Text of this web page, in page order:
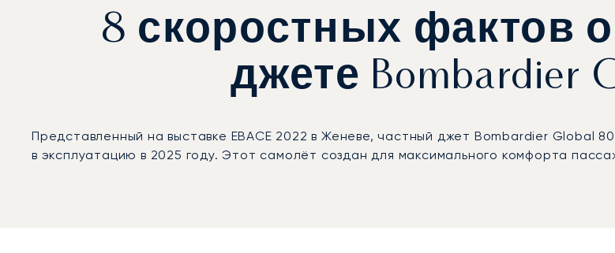
8 скоростных фактов
джете Bombardier
Представленный на выставке EBACE 2022 в Женеве, частный джет Bombardier Global
в эксплуатацию в 2025 году. Этот самолёт создан для максимального комфорта